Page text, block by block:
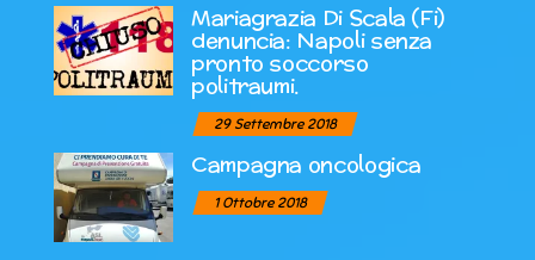
Mariagrazia Di Scala (Fi)
denuncia: Napoli senza
pronto soccorso
politraumi.
29 Settembre 2018
Campagna oncologica
1 Ottobre 2018